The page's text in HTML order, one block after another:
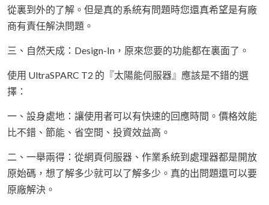
從裏到外的了解。但是真的系統有問題時您還真希望是有廠
商有責任解決問題。
三、自然天成：Design-In，原來您要的功能都在裏面了。
使用 UltraSPARC T2 的『太陽能伺服器』應該是不錯的選
擇：
一、設身處地：讓使用者可以有快速的回應時間。價格效能
比不錯、節能、省空間、投資效益高。
二、一舉兩得：從網頁伺服器、作業系統到處理器都是開放
原始碼，想了解多少就可以了解多少。真的出問題還可以要
原廠解決。